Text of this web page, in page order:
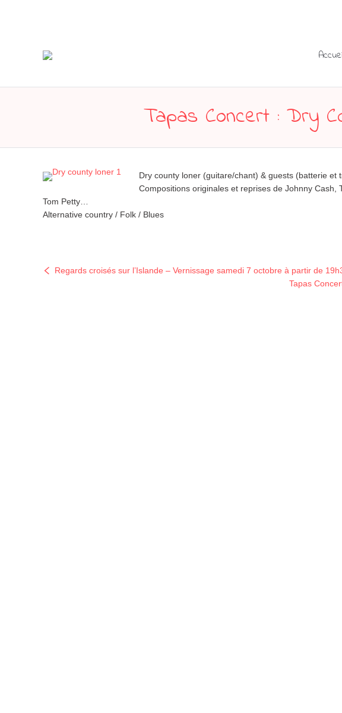
Tapas Concert : Dry
Dry county loner (guitare/chant) & guests (batterie et
Compositions originales et reprises de Johnny Cash,
Tom Petty…
Alternative country / Folk / Blues
Regards croisés sur l’Islande – Vernissage samedi 7 octobre à partir de
Tapas